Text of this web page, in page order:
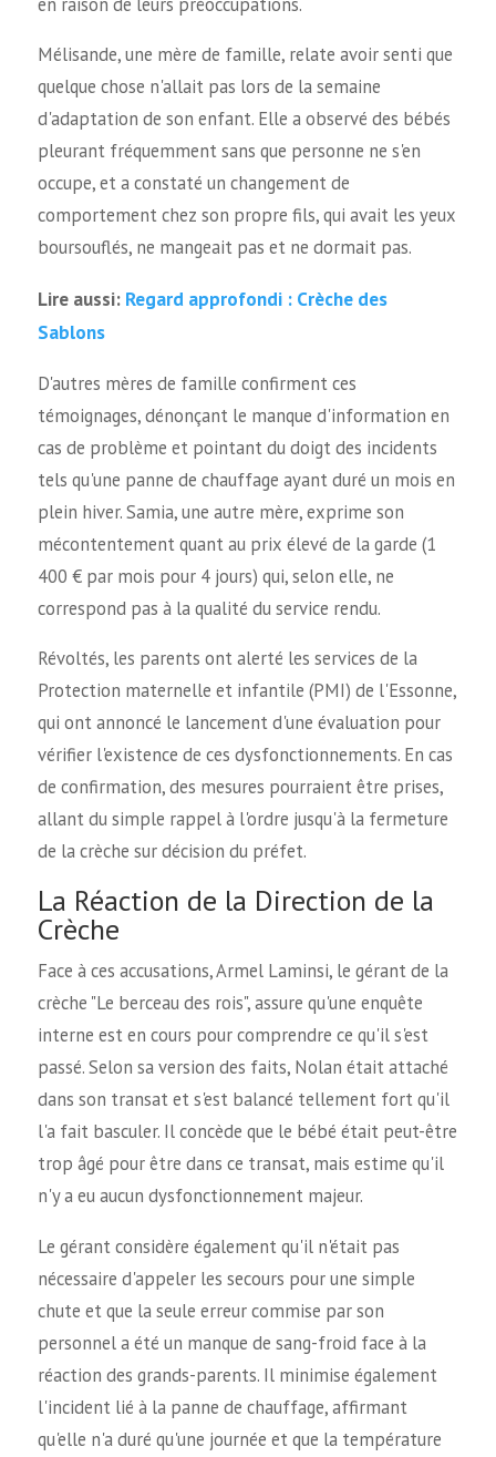
Mélisande, une mère de famille, relate avoir senti que
quelque chose n'allait pas lors de la semaine
d'adaptation de son enfant. Elle a observé des bébés
pleurant fréquemment sans que personne ne s'en
occupe, et a constaté un changement de
comportement chez son propre fils, qui avait les yeux
boursouflés, ne mangeait pas et ne dormait pas.
Lire aussi: Regard approfondi : Crèche des
Sablons
D'autres mères de famille confirment ces
témoignages, dénonçant le manque d'information en
cas de problème et pointant du doigt des incidents
tels qu'une panne de chauffage ayant duré un mois en
plein hiver. Samia, une autre mère, exprime son
mécontentement quant au prix élevé de la garde (1
400 € par mois pour 4 jours) qui, selon elle, ne
correspond pas à la qualité du service rendu.
Révoltés, les parents ont alerté les services de la
Protection maternelle et infantile (PMI) de l'Essonne,
qui ont annoncé le lancement d'une évaluation pour
vérifier l'existence de ces dysfonctionnements. En cas
de confirmation, des mesures pourraient être prises,
allant du simple rappel à l'ordre jusqu'à la fermeture
de la crèche sur décision du préfet.
La Réaction de la Direction de la
Crèche
Face à ces accusations, Armel Laminsi, le gérant de la
crèche "Le berceau des rois", assure qu'une enquête
interne est en cours pour comprendre ce qu'il s'est
passé. Selon sa version des faits, Nolan était attaché
dans son transat et s'est balancé tellement fort qu'il
l'a fait basculer. Il concède que le bébé était peut-être
trop âgé pour être dans ce transat, mais estime qu'il
n'y a eu aucun dysfonctionnement majeur.
Le gérant considère également qu'il n'était pas
nécessaire d'appeler les secours pour une simple
chute et que la seule erreur commise par son
personnel a été un manque de sang-froid face à la
réaction des grands-parents. Il minimise également
l'incident lié à la panne de chauffage, affirmant
qu'elle n'a duré qu'une journée et que la température